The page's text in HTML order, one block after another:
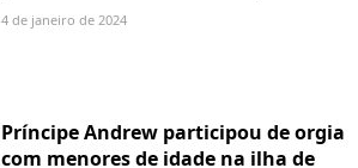
4 de janeiro de 2024
Príncipe Andrew participou de orgia
com menores de idade na ilha de